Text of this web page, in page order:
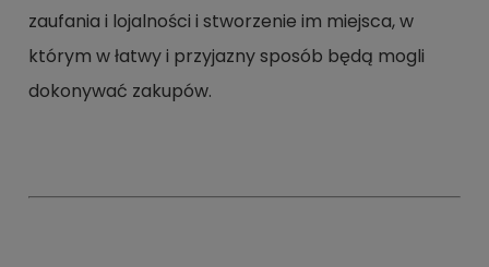
zaufania i lojalności i stworzenie im miejsca, w
którym w łatwy i przyjazny sposób będą mogli
dokonywać zakupów.